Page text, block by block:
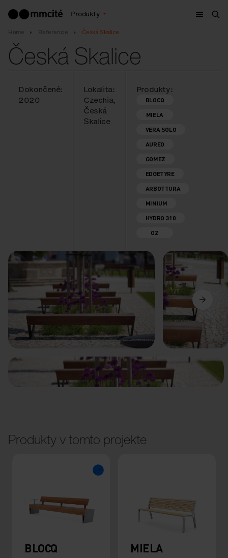
Produkty
Menu
Home Referencie Česká Skalice
Česká Skalice
Dokončené:
2020
Lokalita:
Czechia,
Česká
Skalice
Produkty:
BLOCQ
MIELA
VERA SOLO
AUREO
GOMEZ
EDGETYRE
ARBOTTURA
MINIUM
HYDRO 310
OZ
Predchádzajúci Ďalší
Produkty v tomto projekte
BLOCQ MIELA